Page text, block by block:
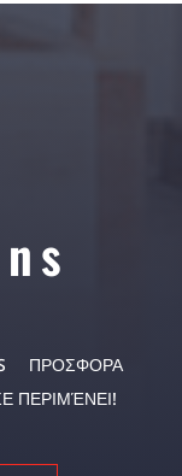
ΠΡΟΣΦΟΡΑ
ΠΕΡΙΜΈΝΕΙ!